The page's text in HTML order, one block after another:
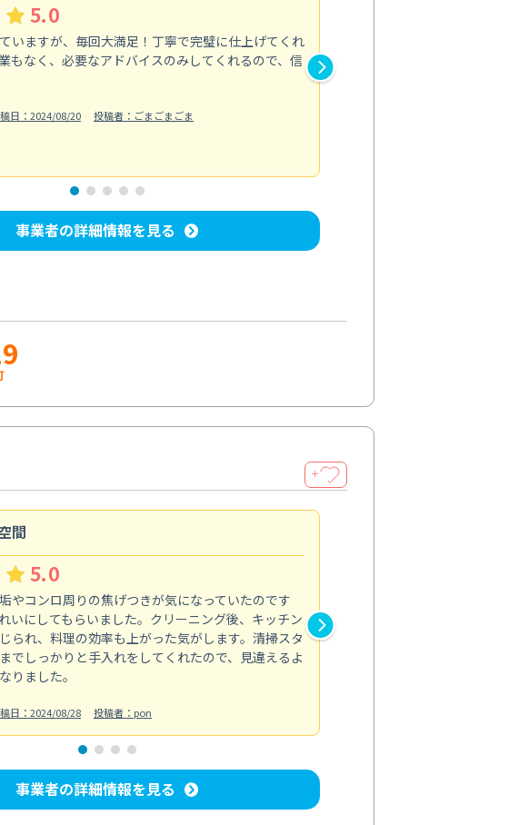
5.0
いますが、毎回大満足！丁寧で完璧に仕上げてくれ
もなく、必要なアドバイスのみしてくれるので、信
日：2024/08/20 投稿者：ごまごまごま
事業者の詳細情報を見る
＋
間
5.0
やコンロ周りの焦げつきが気になっていたのです
いにしてもらいました。クリーニング後、キッチン
られ、料理の効率も上がった気がします。清掃スタ
でしっかりと手入れをしてくれたので、見違えるよ
りました。
日：2024/08/28 投稿者：pon
事業者の詳細情報を見る